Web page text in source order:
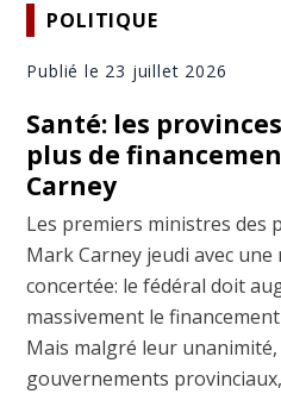
POLITIQUE
Publié le 23 juillet 2026
Santé: les
plus de
Carney
Les premiers ministres des
Mark Carney jeudi avec
concertée: le fédéral doit
massivement le
Mais malgré leur unanimité,
gouvernements